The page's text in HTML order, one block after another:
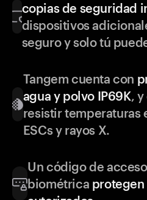
copias de seguridad
dispositivos
seguro y solo tú
Tangem cuenta con
agua y polvo IP69K, y
resistir temperaturas
ESCs y rayos X.
Un código de
biométrica protegen